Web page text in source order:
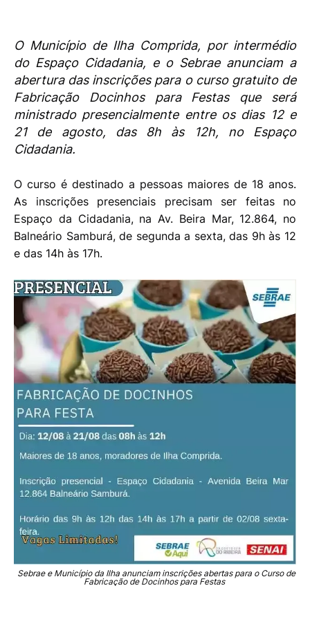
O Município de Ilha Comprida, por intermédio
do Espaço Cidadania, e o Sebrae anunciam a
abertura das inscrições para o curso gratuito de
Fabricação Docinhos para Festas que será
ministrado presencialmente entre os dias 12 e
21 de agosto, das 8h às 12h, no Espaço
Cidadania.
O curso é destinado a pessoas maiores de 18 anos.
As inscrições presenciais precisam ser feitas no
Espaço da Cidadania, na Av. Beira Mar, 12.864, no
Balneário Samburá, de segunda a sexta, das 9h às 12
e das 14h às 17h.
Sebrae e Município da Ilha anunciam inscrições abertas para o Curso de
Fabricação de Docinhos para Festas